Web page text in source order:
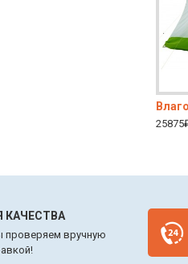
КАЧЕСТВА
проверяем вручную